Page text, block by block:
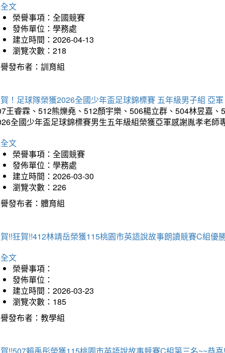
文
榮譽事項：全國競賽
發佈單位：學務處
建立時間：2026-04-13
瀏覽次數：218
發布者：訓育組
！足球隊榮獲2026全國少年盃足球錦標賽 五年級男子組 亞軍
王睿霖、512熊爍堯、512顏宇樂、506楊立群、504林昱嘉
全國少年盃足球錦標賽男生五年級組榮獲亞軍感謝胤孝老師
文
榮譽事項：全國競賽
發佈單位：學務處
建立時間：2026-03-30
瀏覽次數：226
發布者：體育組
!!狂賀!!412林靖岳榮獲115桃園市英語說故事朗讀競賽C組優
文
榮譽事項：
發佈單位：
建立時間：2026-03-23
瀏覽次數：185
發布者：教學組